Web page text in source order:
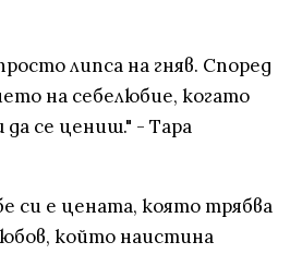
липса на гняв. Според
на себелюбие, когато
се цениш." - Тара
си е цената, която трябва
който наистина